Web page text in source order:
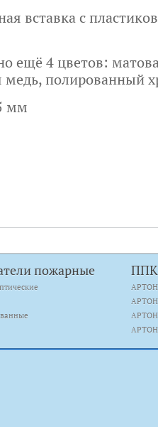
вставка с
ещё 4 цветов:
медь, полированный
мм
пожарные